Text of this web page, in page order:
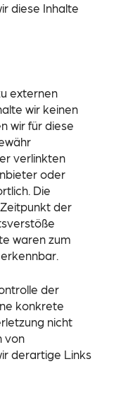
diese Inhalte
externen
wir keinen
wir für diese
verlinkten
oder
Die
der
waren zum
der
konkrete
nicht
von
derartige Links